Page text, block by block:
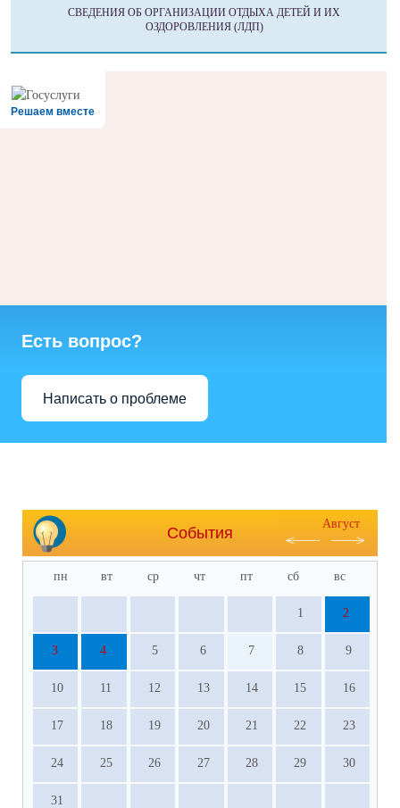
СВЕДЕНИЯ ОБ ОРГАНИЗАЦИИ ОТДЫХА ДЕТЕЙ И ИХ
ОЗДОРОВЛЕНИЯ (ЛДП)
Решаем вместе
Есть вопрос?
Написать о проблеме
События
Август
пн вт ср чт пт сб вс
1 2
3 4 5 6 7 8 9
10 11 12 13 14 15 16
17 18 19 20 21 22 23
24 25 26 27 28 29 30
31